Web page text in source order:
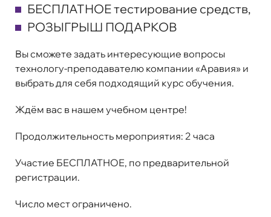
БЕСПЛАТНОЕ тестирование средств,
РОЗЫГРЫШ ПОДАРКОВ
Вы сможете задать интересующие вопросы
технологу-преподавателю компании «Аравия» и
выбрать для себя подходящий курс обучения.
Ждём вас в нашем учебном центре!
Продолжительность мероприятия: 2 часа
Участие БЕСПЛАТНОЕ, по предварительной
регистрации.
Число мест ограничено.